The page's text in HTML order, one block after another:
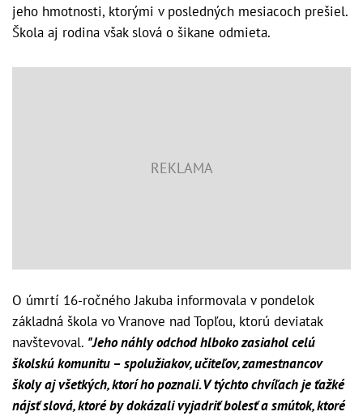
jeho hmotnosti, ktorými v posledných mesiacoch prešiel.
Škola aj rodina však slová o šikane odmieta.
O úmrtí 16-ročného Jakuba informovala v pondelok
základná škola vo Vranove nad Topľou, ktorú deviatak
navštevoval. "Jeho náhly odchod hlboko zasiahol celú
školskú komunitu – spolužiakov, učiteľov, zamestnancov
školy aj všetkých, ktorí ho poznali. V týchto chvíľach je ťažké
nájsť slová, ktoré by dokázali vyjadriť bolesť a smútok, ktoré